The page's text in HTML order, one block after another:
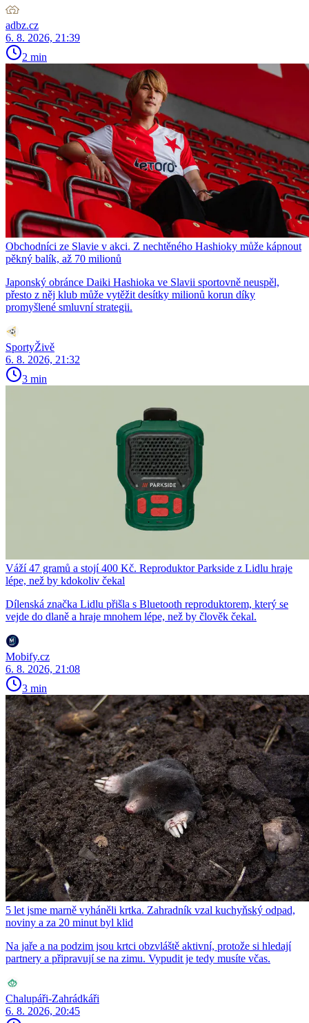
adbz.cz
6. 8. 2026, 21:39
2 min
Obchodníci ze Slavie v akci. Z nechtěného Hashioky může kápnout
pěkný balík, až 70 milionů
Japonský obránce Daiki Hashioka ve Slavii sportovně neuspěl,
přesto z něj klub může vytěžit desítky milionů korun díky
promyšlené smluvní strategii.
SportyŽivě
6. 8. 2026, 21:32
3 min
Váží 47 gramů a stojí 400 Kč. Reproduktor Parkside z Lidlu hraje
lépe, než by kdokoliv čekal
Dílenská značka Lidlu přišla s Bluetooth reproduktorem, který se
vejde do dlaně a hraje mnohem lépe, než by člověk čekal.
Mobify.cz
6. 8. 2026, 21:08
3 min
5 let jsme marně vyháněli krtka. Zahradník vzal kuchyňský odpad,
noviny a za 20 minut byl klid
Na jaře a na podzim jsou krtci obzvláště aktivní, protože si hledají
partnery a připravují se na zimu. Vypudit je tedy musíte včas.
Chalupáři-Zahrádkáři
6. 8. 2026, 20:45